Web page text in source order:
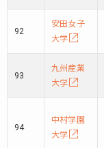
92
安田女子
大学
93
九州産業
大学
94
中村学園
大学